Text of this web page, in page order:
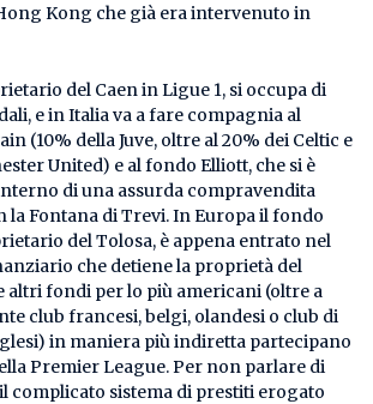
Kong che già era intervenuto in
del Caen in Ligue 1, si occupa di
e in Italia va a fare compagnia al
(10% della Juve, oltre al 20% dei Celtic e
United) e al fondo Elliott, che si è
di una assurda compravendita
la Fontana di Trevi. In Europa il fondo
del Tolosa, è appena entrato nel
che detiene la proprietà del
altri fondi per lo più americani (oltre a
club francesi, belgi, olandesi o club di
in maniera più indiretta partecipano
Premier League. Per non parlare di
complicato sistema di prestiti erogato